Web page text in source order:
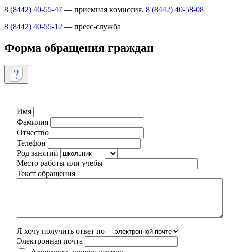
8 (8442) 40-55-47 — приемная комиссия, 8 (8442) 40-58-08
8 (8442) 40-55-12 — пресс-служба
Форма обращения граждан
Имя
Фамилия
Отчество
Телефон
Род занятий
Место работы или учебы
Текст обращения
Я хочу получить ответ по
Электронная почта